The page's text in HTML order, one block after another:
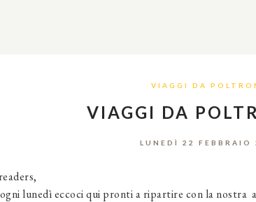
VIAGGI DA
VIAGGI DA
LUNEDÌ 22 FEBBRAIO
lunedì eccoci qui pronti a ripartire con la nostra